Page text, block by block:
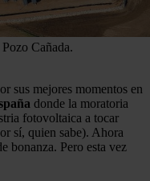
Cañada.
sus mejores momentos en
donde la moratoria
fotovoltaica a tocar
sí, quien sabe). Ahora
bonanza. Pero esta vez